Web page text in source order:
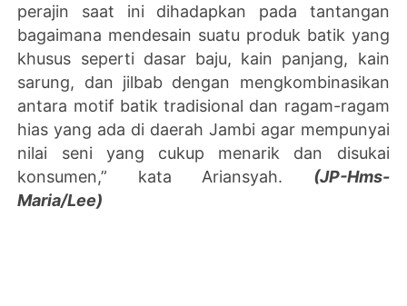
perajin saat ini dihadapkan pada tantangan
bagaimana mendesain suatu produk batik yang
khusus seperti dasar baju, kain panjang, kain
sarung, dan jilbab dengan mengkombinasikan
antara motif batik tradisional dan ragam-ragam
hias yang ada di daerah Jambi agar mempunyai
nilai seni yang cukup menarik dan disukai
konsumen,” kata Ariansyah. (JP-Hms-
Maria/Lee)